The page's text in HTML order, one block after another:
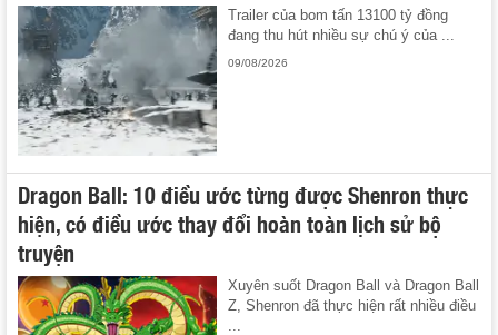
Trailer của bom tấn 13100 tỷ đồng
đang thu hút nhiều sự chú ý của ...
09/08/2026
Dragon Ball: 10 điều ước từng được Shenron thực
hiện, có điều ước thay đổi hoàn toàn lịch sử bộ
truyện
Xuyên suốt Dragon Ball và Dragon Ball
Z, Shenron đã thực hiện rất nhiều điều